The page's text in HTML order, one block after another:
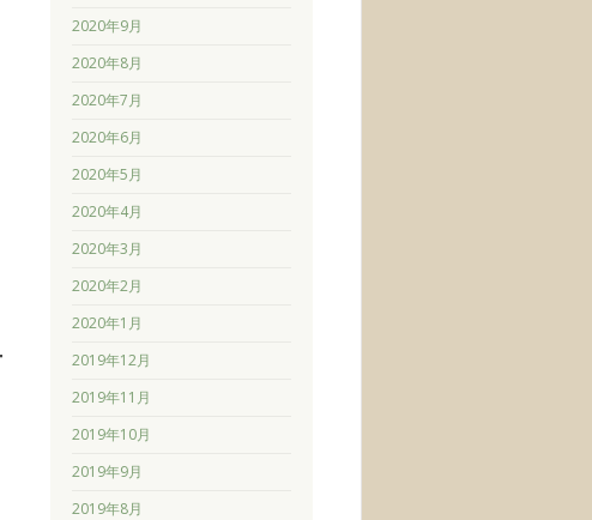
2020年9月
2020年8月
2020年7月
2020年6月
2020年5月
2020年4月
2020年3月
2020年2月
2020年1月
2019年12月
2019年11月
2019年10月
2019年9月
2019年8月